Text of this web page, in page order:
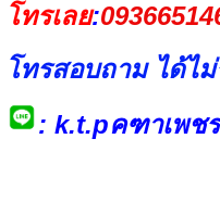
โทรเลย:
โทรสอบถาม ได้ไ
: k.t.pคฑาเพช